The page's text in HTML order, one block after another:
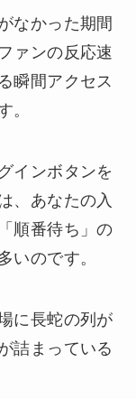
なかった期間
ァンの反応速
瞬間アクセス
。
インボタンを
、あなたの入
順番待ち」の
いのです。
に長蛇の列が
詰まっている